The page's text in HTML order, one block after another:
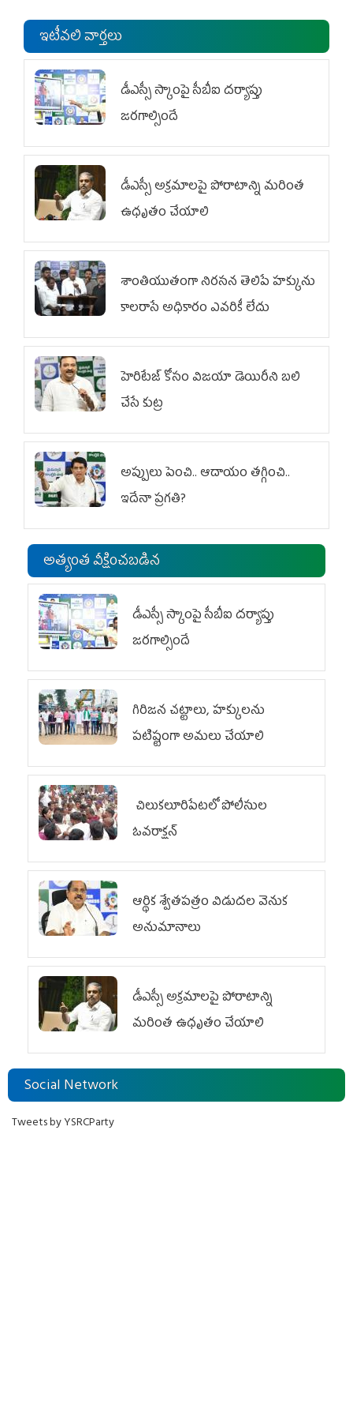
ఇటీవలి వార్తలు
డీఎస్సీ స్కాంపై సీబీఐ దర్యాప్తు
జరగాల్సిందే
డీఎస్సీ అక్రమాలపై పోరాటాన్ని మరింత
ఉధృతం చేయాలి
శాంతియుతంగా నిరసన తెలిపే హక్కును
కాలరాసే అధికారం ఎవరికీ లేదు
హెరిటేజ్ కోసం విజయా డెయిరీని బలి
చేసే కుట్ర‌
అప్పులు పెంచి.. ఆదాయం తగ్గించి..
ఇదేనా ప్రగతి?
అత్యంత వీక్షించబడిన
డీఎస్సీ స్కాంపై సీబీఐ దర్యాప్తు
జరగాల్సిందే
గిరిజన చట్టాలు, హక్కులను
పటిష్టంగా అమలు చేయాలి
చిలుక‌లూరిపేట‌లో పోలీసుల
ఓవ‌రాక్ష‌న్‌
ఆర్థిక శ్వేతపత్రం విడుదల వెనుక
అనుమానాలు
డీఎస్సీ అక్రమాలపై పోరాటాన్ని
మరింత ఉధృతం చేయాలి
Social Network
Tweets by YSRCParty